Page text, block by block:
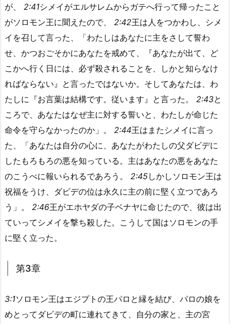
が、 2:41シメイがエルサレムからガテへ行って帰ったこと
がソロモン王に聞えたので、 2:42王は人をつかわし、シメ
イを召して言った、「わたしはあなたに主をさして誓わ
せ、かつおごそかにあなたを戒めて、『あなたが出て、ど
こかへ行く日には、必ず殺されることを、しかと知らなけ
ればならない』と言ったではないか。そしてあなたは、わ
たしに『お言葉は結構です。従います』と言った。 2:43と
ころで、あなたはなぜ主に対する誓いと、わたしが命じた
命令を守らなかったのか」。 2:44王はまたシメイに言っ
た、「あなたは自分の心に、あなたがわたしの父ダビデに
したもろもろの悪を知っている。主はあなたの悪をあなた
のこうべに報いられるであろう。 2:45しかしソロモン王は
祝福をうけ、ダビデの位は永久に主の前に堅く立つであろ
う」。 2:46王がエホヤダの子ベナヤに命じたので、彼は出
ていってシメイを撃ち殺した。こうして国はソロモンの手
に堅く立った。
第3章
3:1ソロモン王はエジプトの王パロと縁を結び、パロの娘を
めとってダビデの町に連れてきて、自分の家と、主の宮